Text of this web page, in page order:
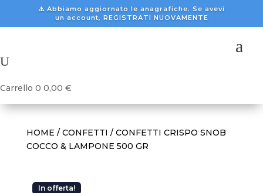
⚠️ Abbiamo aggiornato le anagrafiche. Se avevi
un account, REGISTRATI NUOVAMENTE
a
U
Carrello 0 0,00 €
HOME / CONFETTI / CONFETTI CRISPO SNOB
COCCO & LAMPONE 500 GR
In offerta!